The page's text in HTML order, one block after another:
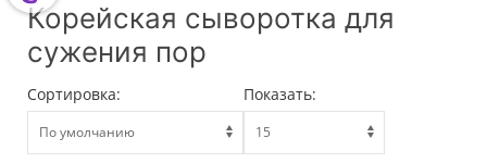
Корейская сыворотка для
сужения пор
Сортировка: Показать: